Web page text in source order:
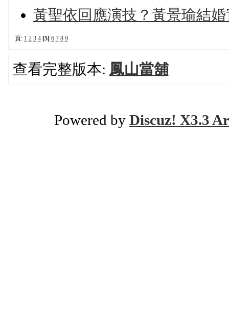
黃聖依回應演技？黃景瑜結
頁: 1 2 3 4 [5] 6 7 8 9
查看完整版本: 鳳山當舖
Powered by Discuz! X3.3